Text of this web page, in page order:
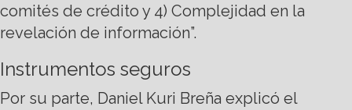
comités de crédito y 4) Complejidad en la
revelación de información”.
Instrumentos seguros
Por su parte, Daniel Kuri Breña explicó el